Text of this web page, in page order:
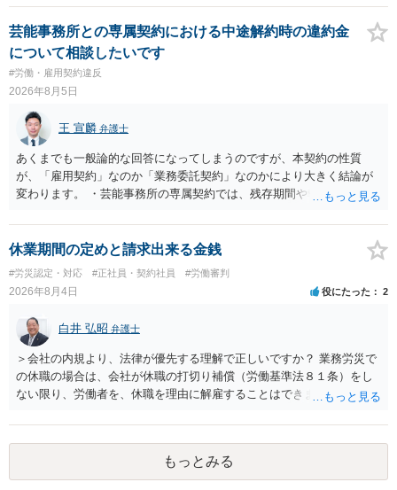
す。 その場合、解雇には客観的で合理的な理由が必要であり、かつ
解雇という処分が社会通念上相当と認められない限り、解雇は無効で
す。 結局、貴殿のネット炎上の内容や原因、勤務先に与えた影響な
どを具体的に検討しなければ、何とも申し上げることができません。
また、育児休業法関係の問題もあるかもしれません。 ある程度労働
法に関する専門的な知識が必要な事案ですので、一度、お近くの弁護
士にご相談下さい。
芸能事務所との専属契約における中途解約時の違約金
について相談したいです
#労働・雇用契約違反
2026年8月5日
王 宣麟 弁護士
あくまでも一般論的な回答になってしまうのですが、本契約の性質
が、「雇用契約」なのか「業務委託契約」なのかにより大きく結論が
変わります。 ・芸能事務所の専属契約では、残存期間や報酬額、投下
務上よくあるからといって当然に適法という意味ではなく、実際の損
害との対応関係や合理性が重要です。 ・違約金に上限がなくても、常
に有効になるわけではありません。契約が労働契約に近い実態なら労
基法16条で無効となる余地があり、そうでなくても、金額が事務所の
損害と比べて過大なら無効や減額が争点になります。 ・契約前の修正
交渉は一般的です。 交渉の方向としては、上限額を設ける、実損害ベ
ースにする、算定根拠を明確化する、違約金ではなく「合理的な実
費・未回収費用のみ」に限定する、などが典型です。 ・弁護士に契約
前に契約書の内容をレビューしてもらう価値は十分にあると思われま
す。 争点は、契約類型が雇用か業務委託か、実態として労働者性があ
るか、解除事由が双方にどう定められているか、違約金の算定根拠が
合理的か、という複数論点に分かれます。契約前なら、交渉のパワー
バランスの問題もありますが、修正余地があるうえ、後から争うより
コストを抑えやすいので、資料等を持参の上弁護士に確認されること
をお勧めします。 ・事務所側の解除でも、解除理由によってはタレン
休業期間の定めと請求出来る金銭
#労災認定・対応 #正社員・契約社員 #労働審判
2026年8月4日 役にたった 2
白井 弘昭 弁護士
＞会社の内規より、法律が優先する理解で正しいですか？ 業務労災で
の休職の場合は、会社が休職の打切り補償（労働基準法８１条）をし
ない限り、労働者を、休職を理由に解雇することはできません（労働
期間満了による退職は、業務労災への適用はありませんので、ご安心
ください。 仮に会社が打切り補償をせずに解雇した場合は、不当解雇
に当たります。 ＞労災の休業補償と、所得補償保険の保険金とは別
に、受け取れる金銭はありますでしょうか？ 業務労災の場合は、会社
もっとみる